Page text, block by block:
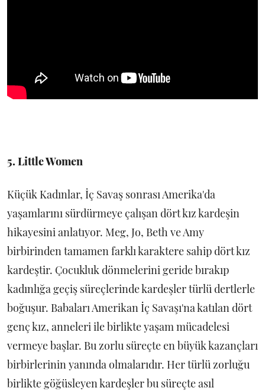
5. Little Women
Küçük Kadınlar, İç Savaş sonrası Amerika'da
yaşamlarını sürdürmeye çalışan dört kız kardeşin
hikayesini anlatıyor. Meg, Jo, Beth ve Amy
birbirinden tamamen farklı karaktere sahip dört kız
kardeştir. Çocukluk dönmelerini geride bırakıp
kadınlığa geçiş süreçlerinde kardeşler türlü dertlerle
boğuşur. Babaları Amerikan İç Savaşı'na katılan dört
genç kız, anneleri ile birlikte yaşam mücadelesi
vermeye başlar. Bu zorlu süreçte en büyük kazançları
birbirlerinin yanında olmalarıdır. Her türlü zorluğu
birlikte göğüsleyen kardeşler bu süreçte asıl